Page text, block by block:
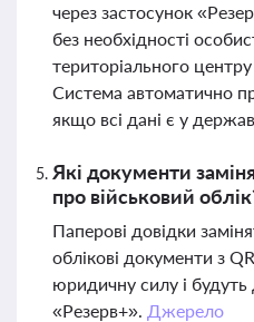
через застосунок
без необхідності
територіального
Система автоматично
якщо всі дані є у
Які документи
про військовий
Паперові довідки
облікові документи з
юридичну силу і будуть
«Резерв+». Джерело